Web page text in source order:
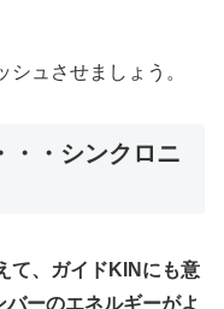
シュさせましょう。
・シンクロニ
て、ガイドKINにも意
ーのエネルギーがよ